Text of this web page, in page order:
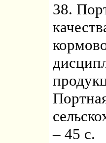
38.
– 45 с.